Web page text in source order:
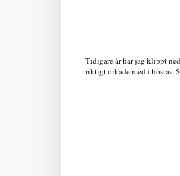
Tidigare år har jag klippt
riktigt orkade med i höstas.